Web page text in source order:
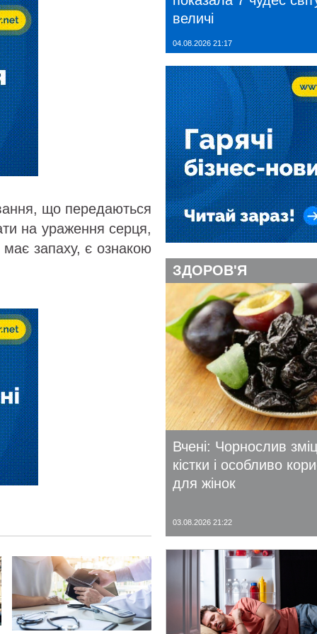
що передаються
на ураження серця,
запаху, є ознакою
величі
04.08.2026 21:17
ЗДОРОВ'Я
Вчені: Чорнослив
кістки і особливо
для жінок
03.08.2026 21:22